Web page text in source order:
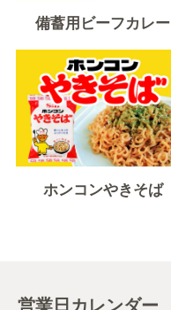
備蓄用ビーフカレー
ホンコンやきそば
営業日カレンダー